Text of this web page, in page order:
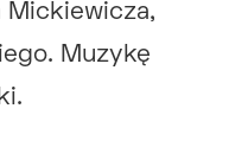
Mickiewicza,
Muzykę